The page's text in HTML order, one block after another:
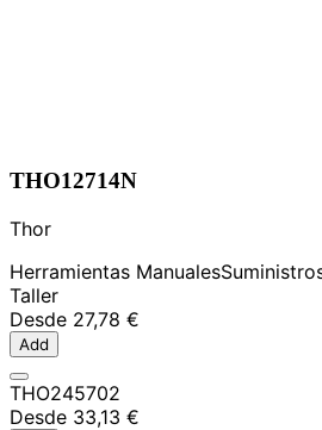
THO12714N
Thor
Herramientas Manuales
Taller
Desde 27,78 €
Add
THO245702
Desde 33,13 €